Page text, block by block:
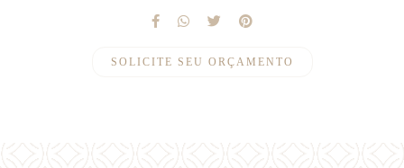
SOLICITE SEU ORÇAMENTO